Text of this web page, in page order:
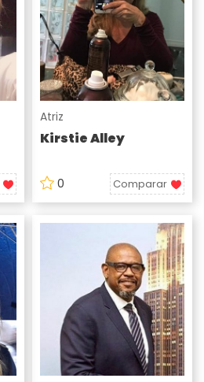
Atriz
Kirstie Alley
0 Comparar